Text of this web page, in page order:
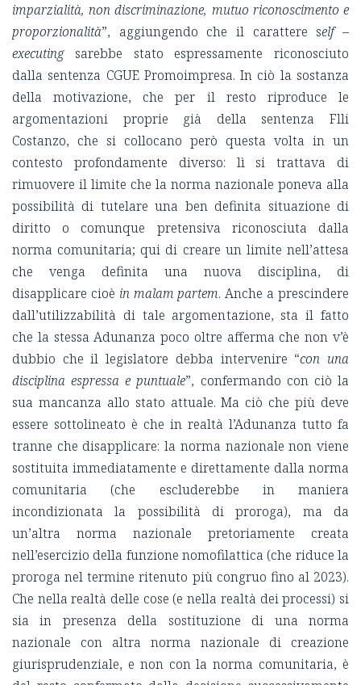
imparzialità, non discriminazione, mutuo riconoscimento e
proporzionalità”, aggiungendo che il carattere self –
executingsarebbe stato espressamente riconosciuto
dalla sentenza CGUE Promoimpresa. In ciò la sostanza
della motivazione, che per il resto riproduce le
argomentazioni proprie già della sentenza Flli
Costanzo, che si collocano però questa volta in un
contesto profondamente diverso: lì si trattava di
rimuovere il limite che la norma nazionale poneva alla
possibilità di tutelare una ben definita situazione di
diritto o comunque pretensiva riconosciuta dalla
norma comunitaria; qui di creare un limite nell’attesa
che venga definita una nuova disciplina, di
disapplicare cioè in malam partem. Anche a prescindere
dall’utilizzabilità di tale argomentazione, sta il fatto
che la stessa Adunanza poco oltre afferma che non v’è
dubbio che il legislatore debba intervenire “con una
disciplina espressa e puntuale”, confermando con ciò la
sua mancanza allo stato attuale. Ma ciò che più deve
essere sottolineato è che in realtà l’Adunanza tutto fa
tranne che disapplicare: la norma nazionale non viene
sostituita immediatamente e direttamente dalla norma
comunitaria (che escluderebbe in maniera
incondizionata la possibilità di proroga), ma da
un’altra norma nazionale pretoriamente creata
nell’esercizio della funzione nomofilattica (che riduce la
proroga nel termine ritenuto più congruo fino al 2023).
Che nella realtà delle cose (e nella realtà dei processi) si
sia in presenza della sostituzione di una norma
nazionale con altra norma nazionale di creazione
giurisprudenziale, e non con la norma comunitaria, è